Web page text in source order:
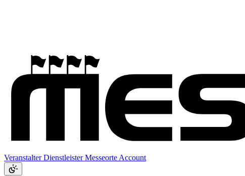
VeranstalterDienstleisterMesseorte Account